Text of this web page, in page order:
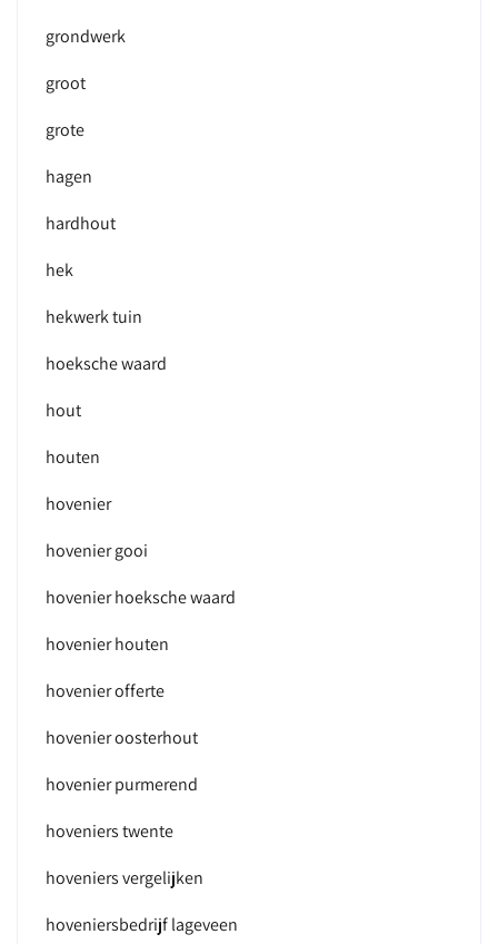
grondwerk
groot
grote
hagen
hardhout
hek
hekwerk tuin
hoeksche waard
hout
houten
hovenier
hovenier gooi
hovenier hoeksche waard
hovenier houten
hovenier offerte
hovenier oosterhout
hovenier purmerend
hoveniers twente
hoveniers vergelijken
hoveniersbedrijf lageveen